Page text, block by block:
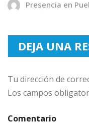
Presencia en
DEJA UNA
Tu dirección de
Los campos
Comentario